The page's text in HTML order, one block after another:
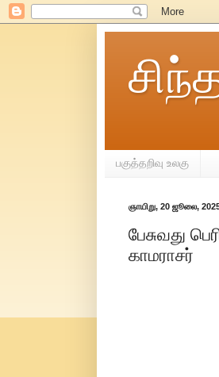
பகுத்தறிவு உலகு
ஞாயிறு, 20 ஜூலை,
பேசுவது
காமராசர்